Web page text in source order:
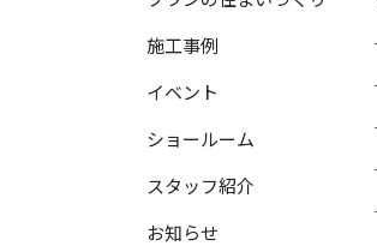
施工事例
イベント
ショールーム
スタッフ紹介
お知らせ